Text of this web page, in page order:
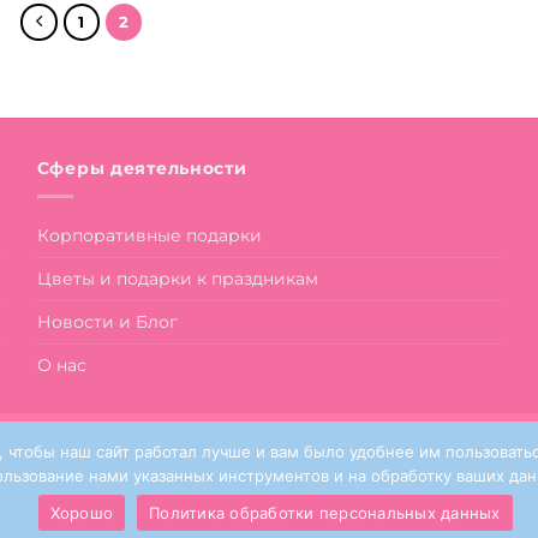
1 2
Сферы деятельности
Корпоративные подарки
Цветы и подарки к праздникам
Новости и Блог
О нас
Sanata Flowers © 2024
by reCAPTCHA and the GooglePrivacy PolicyandTerms of
наш сайт работал лучше и вам было удобнее им
нами указанных инструментов и на обработку ваших
Хорошо
Политика обработки персональных данных